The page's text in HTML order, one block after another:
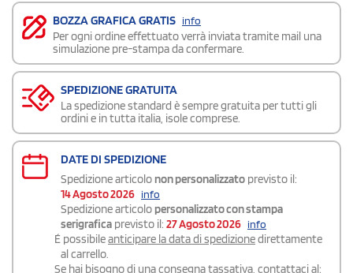
BOZZA GRAFICA GRATIS info
Per ogni ordine effettuato verrà inviata tramite mail una
simulazione pre-stampa da confermare.
SPEDIZIONE GRATUITA
La spedizione standard è sempre gratuita per tutti gli
ordini e in tutta italia, isole comprese.
DATE DI SPEDIZIONE
Spedizione articolo non personalizzato previsto il:
14 Agosto 2026 info
Spedizione articolo personalizzato con stampa
serigrafica previsto il: 27 Agosto 2026 info
É possibileanticipare la data di spedizionedirettamente
al carrello.
Se hai bisogno di una consegnatassativa, contattaci al: